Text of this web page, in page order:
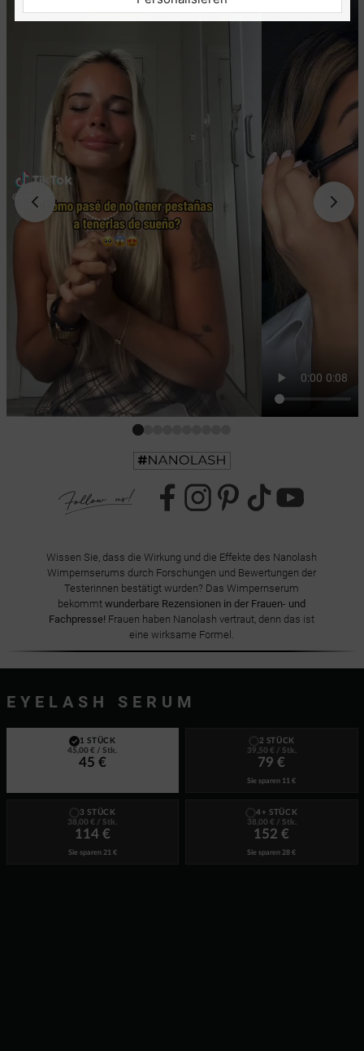
Wissen Sie, dass die Wirkung und die Effekte des Nanolash
Wimpernserums durch Forschungen und Bewertungen der
Testerinnen bestätigt wurden? Das Wimpernserum
bekommtwunderbare Rezensionen in der Frauen- und
Fachpresse! Frauen haben Nanolash vertraut, denn das ist
eine wirksame Formel.
EYELASH SERUM
1 STÜCK
45,00 € / Stk.
45 €
2 STÜCK
39,50 € / Stk.
79 €
Sie sparen 11 €
3 STÜCK
38,00 € / Stk.
114 €
Sie sparen 21 €
4+ STÜCK
38,00 € / Stk.
152 €
Sie sparen28 €